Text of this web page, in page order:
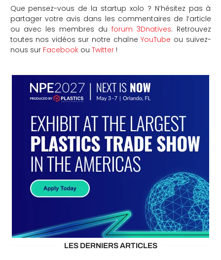
Que pensez-vous de la startup xolo ? N’hésitez pas à
partager votre avis dans les commentaires de l’article
ou avec les membres du forum 3Dnatives. Retrouvez
toutes nos vidéos sur notre chaîneYouTube ou suivez-
nous sur Facebookou Twitter!
LES DERNIERS ARTICLES